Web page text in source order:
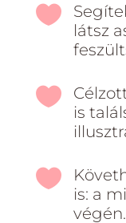

látsz

is

is: a
végén.